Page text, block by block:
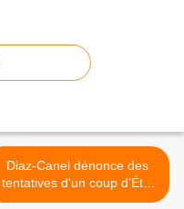
Diaz-Canel dénonce des
tentatives d'un coup d’État
en douceur contre Cuba >